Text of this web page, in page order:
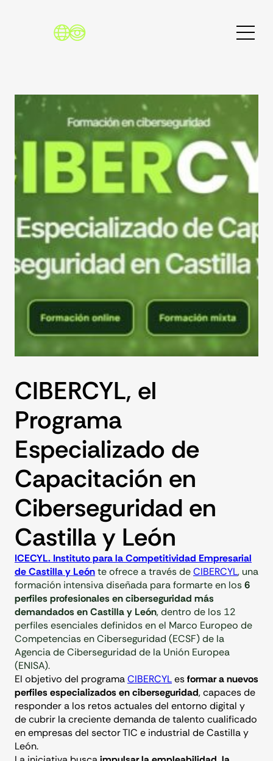
Buscar
CIBERCYL, el
Programa
Especializado de
Capacitación en
Ciberseguridad en
Castilla y León
ICECYL. Instituto para la Competitividad Empresarial
de Castilla y Leónte ofrece a través deCIBERCYL, una
formación intensiva diseñada para formarte en los6
perfiles profesionales en ciberseguridad más
demandados en Castilla y León, dentro de los 12
perfiles esenciales definidos en el Marco Europeo de
Competencias en Ciberseguridad (ECSF) de la
Agencia de Ciberseguridad de la Unión Europea
(ENISA).
El objetivo del programaCIBERCYLesformar a nuevos
perfiles especializados en ciberseguridad, capaces de
responder a los retos actuales del entorno digital y
de cubrir la creciente demanda de talento cualificado
en empresas del sector TIC e industrial de Castilla y
León.